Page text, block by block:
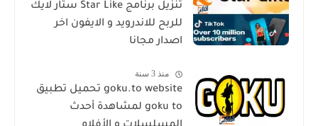
تنزيل برنامج Star Like ستار لايك
للربح للاندرويد و الايفون اخر
اصدار مجانا
منذ 3 سنة
goku.to website تحميل تطبيق
goku to لمشاهدة أحدث